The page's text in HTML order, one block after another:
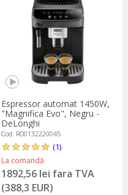
Espressor automat 1450W,
"Magnifica Evo", Negru -
DeLonghi
Cod: RO0132220045
(1)
La comandă
1892,56 lei fara TVA
(388,3 EUR)